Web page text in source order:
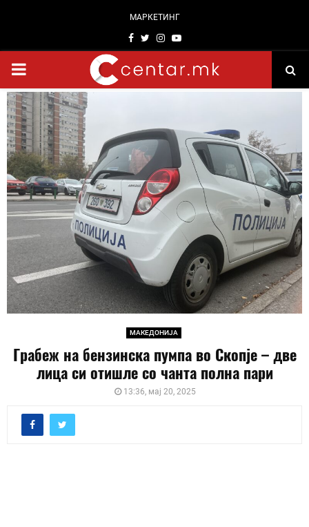
МАРКЕТИНГ
Facebook
TwitterInstagram
Youtube
PRIMARY
MENU
МАКЕДОНИЈА
Грабеж на бензинска пумпа во Скопје – две
лица си отишле со чанта полна пари
13:36, мај 20, 2025